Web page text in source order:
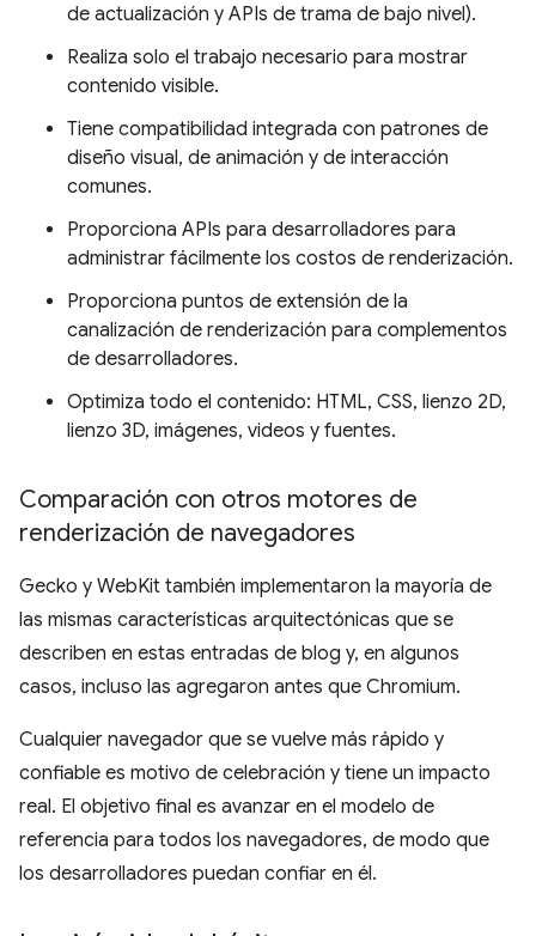
de actualización y APIs de trama de bajo nivel).
Realiza solo el trabajo necesario para mostrar
contenido visible.
Tiene compatibilidad integrada con patrones de
diseño visual, de animación y de interacción
comunes.
Proporciona APIs para desarrolladores para
administrar fácilmente los costos de renderización.
Proporciona puntos de extensión de la
canalización de renderización para complementos
de desarrolladores.
Optimiza todo el contenido: HTML, CSS, lienzo 2D,
lienzo 3D, imágenes, videos y fuentes.
Comparación con otros motores de
renderización de navegadores
Gecko y WebKit también implementaron la mayoría de
las mismas características arquitectónicas que se
describen en estas entradas de blog y, en algunos
casos, incluso las agregaron antes que Chromium.
Cualquier navegador que se vuelve más rápido y
confiable es motivo de celebración y tiene un impacto
real. El objetivo final es avanzar en el modelo de
referencia para todos los navegadores, de modo que
los desarrolladores puedan confiar en él.